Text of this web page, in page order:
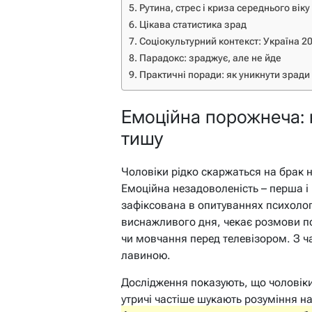
Рутина, стрес і криза середнього віку
Цікава статистика зрад
Соціокультурний контекст: Україна
Парадокс: зраджує, але не йде
Практичні поради: як уникнути зради
Емоційна
тишу
Чоловіки рідко скаржаться на брак
Емоційна незадоволеність – перша
зафіксована в опитуваннях
виснажливого дня, чекає розмови
чи мовчання перед телевізором. З
лавиною.
Дослідження показують, що
утричі частіше шукають розуміння